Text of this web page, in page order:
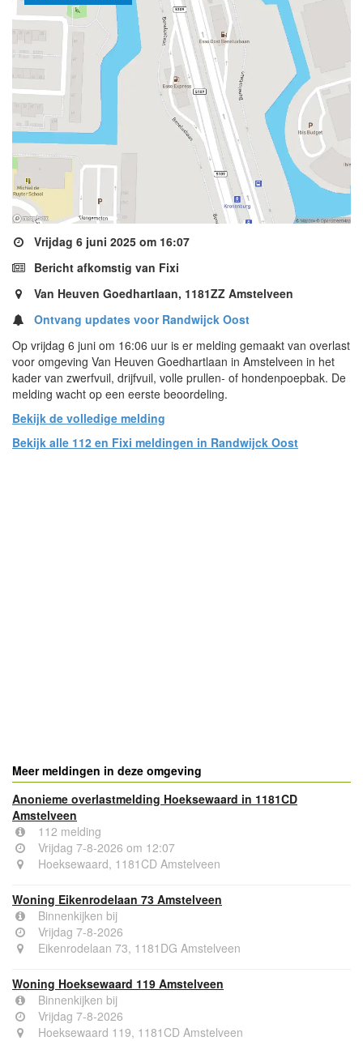
Vrijdag 6 juni 2025 om 16:07
Bericht afkomstig van Fixi
Van Heuven Goedhartlaan, 1181ZZ Amstelveen
Ontvang updates voor Randwijck Oost
Op vrijdag 6 juni om 16:06 uur is er melding gemaakt van overlast
voor omgeving Van Heuven Goedhartlaan in Amstelveen in het
kader van zwerfvuil, drijfvuil, volle prullen- of hondenpoepbak. De
melding wacht op een eerste beoordeling.
Bekijk de volledige melding
Bekijk alle 112 en Fixi meldingen in Randwijck Oost
Meer meldingen in deze omgeving
Anonieme overlastmelding Hoeksewaard in 1181CD
Amstelveen
112 melding
Vrijdag 7-8-2026 om 12:07
Hoeksewaard, 1181CD Amstelveen
Woning Eikenrodelaan 73 Amstelveen
Binnenkijken bij
Vrijdag 7-8-2026
Eikenrodelaan 73, 1181DG Amstelveen
Woning Hoeksewaard 119 Amstelveen
Binnenkijken bij
Vrijdag 7-8-2026
Hoeksewaard 119, 1181CD Amstelveen